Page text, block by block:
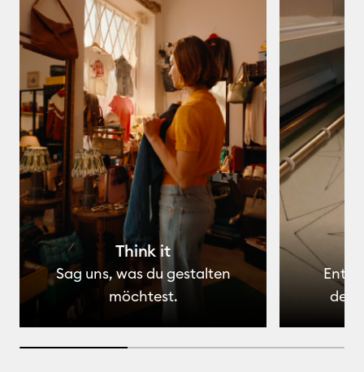
Think it
Sag uns, was du gestalten
möchtest.
33.33333333333333% completed